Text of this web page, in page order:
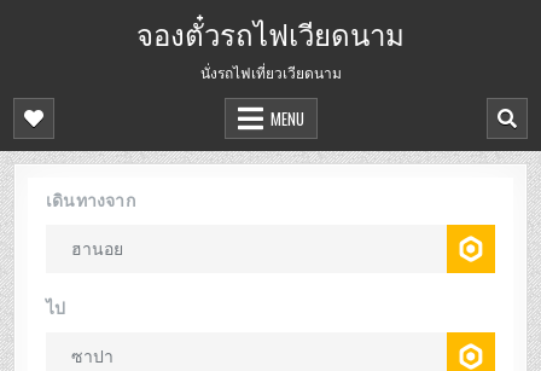
จองตั๋วรถไฟเวียดนาม
นั่งรถไฟเที่ยวเวียดนาม
MENU